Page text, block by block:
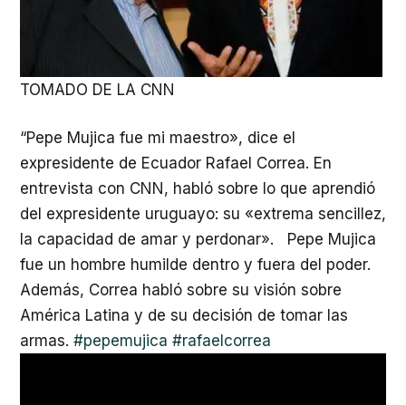
TOMADO DE LA CNN
“Pepe Mujica fue mi maestro», dice el
expresidente de Ecuador Rafael Correa. En
entrevista con CNN, habló sobre lo que aprendió
del expresidente uruguayo: su «extrema sencillez,
la capacidad de amar y perdonar». Pepe Mujica
fue un hombre humilde dentro y fuera del poder.
Además, Correa habló sobre su visión sobre
América Latina y de su decisión de tomar las
armas. #pepemujica #rafaelcorrea